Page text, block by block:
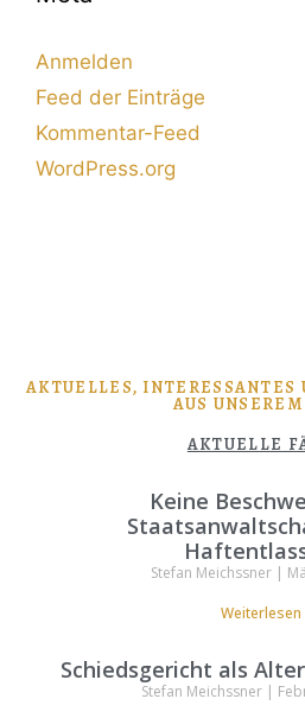
Anmelden
Feed der Einträge
Kommentar-Feed
WordPress.org
AKTUELLES, INTERESSANTES
AUS
AKTUELLE
Keine
Stefan Meichssner
Weiterlesen
Schiedsgericht als
Stefan Meichssner